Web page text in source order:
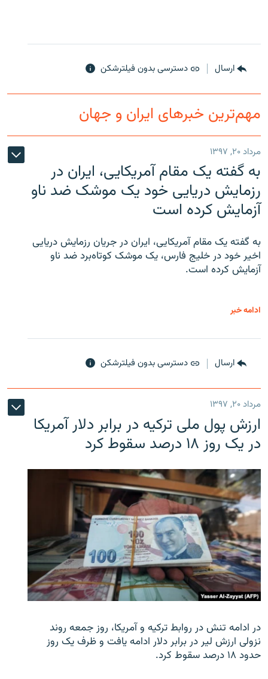
ارسال دسترسی بدون فیلترشکن
مهم‌ترین خبرهای ایران و جهان
مرداد ۲۰, ۱۳۹۷
به گفته یک مقام آمریکایی، ایران در
رزمایش دریایی خود یک موشک ضد ناو
آزمایش کرده است
به گفته یک مقام آمریکایی، ایران در جریان رزمایش دریایی
اخیر خود در خلیج فارس، یک موشک کوتاه‌برد ضد ناو
آزمایش کرده است.
ادامه خبر
ارسال دسترسی بدون فیلترشکن
مرداد ۲۰, ۱۳۹۷
ارزش پول ملی ترکیه در برابر دلار آمریکا
در یک روز ۱۸ درصد سقوط کرد
در ادامه تنش در روابط ترکیه و آمریکا، روز جمعه روند
نزولی ارزش لیر در برابر دلار ادامه یافت و ظرف یک روز
حدود ۱۸ درصد سقوط کرد.